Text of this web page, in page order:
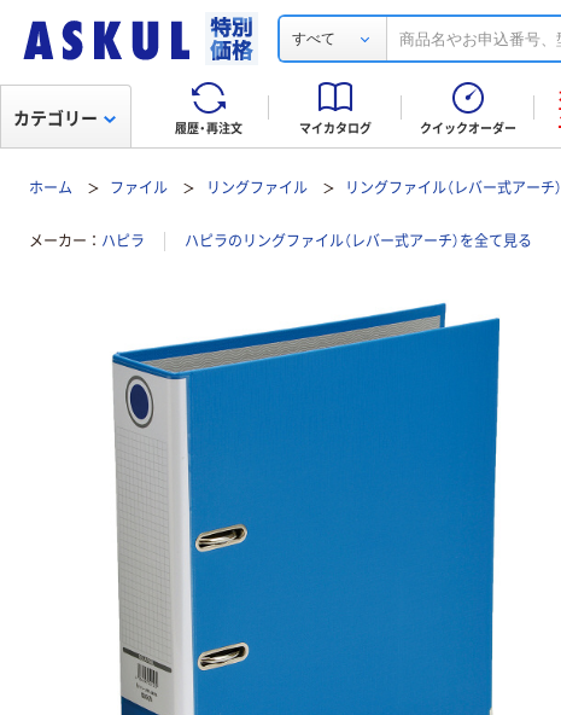
すべて
履歴・再注文 マイカタログ クイックオーダー
カテゴリー
ホーム ファイル リングファイル リングファイル（レバー式アーチ）
メーカー ハピラ ハピラのリングファイル（レバー式アーチ）を全て見る